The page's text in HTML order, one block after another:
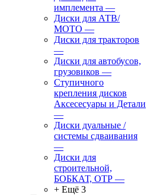
имплемента —
Диски для АТВ/
МОТО —
Диски для тракторов
—
Диски для автобусов,
грузовиков —
Ступичного
крепления дисков
Аксесесуары и Детали
—
Диски дуальные /
системы сдваивания
—
Диски для
строительной,
БОБКАТ, ОТР —
+ Ещё 3